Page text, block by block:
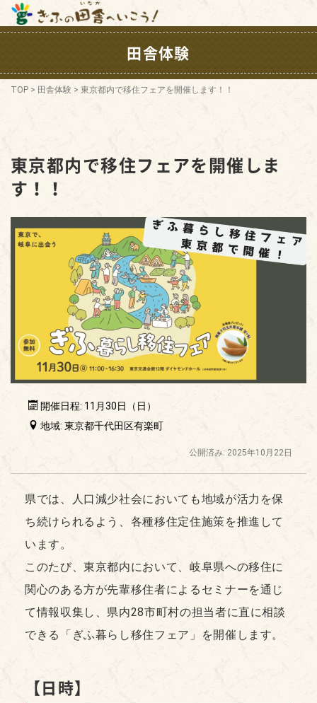
田舎体験
TOP > 田舎体験 > 東京都内で移住フェアを開催します！！
東京都内で移住フェアを開催しま
す！！
開催日程: 11月30日（日）
地域: 東京都千代田区有楽町
公開済み: 2025年10月22日
県では、人口減少社会においても地域が活力を保
ち続けられるよう、各種移住定住施策を推進して
います。
このたび、東京都内において、岐阜県への移住に
関心のある方が先輩移住者によるセミナーを通じ
て情報収集し、県内28市町村の担当者に直に相談
できる「ぎふ暮らし移住フェア」を開催します。
【日時】